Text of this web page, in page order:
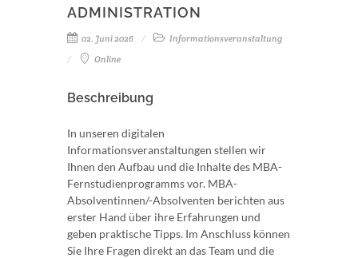
ADMINISTRATION
02. Juni 2026
Informationsveranstaltung
Online
Beschreibung
In unseren digitalen
Informationsveranstaltungen stellen wir
Ihnen den Aufbau und die Inhalte des MBA-
Fernstudienprogramms vor. MBA-
Absolventinnen/-Absolventen berichten aus
erster Hand über ihre Erfahrungen und
geben praktische Tipps. Im Anschluss können
Sie Ihre Fragen direkt an das Team und die